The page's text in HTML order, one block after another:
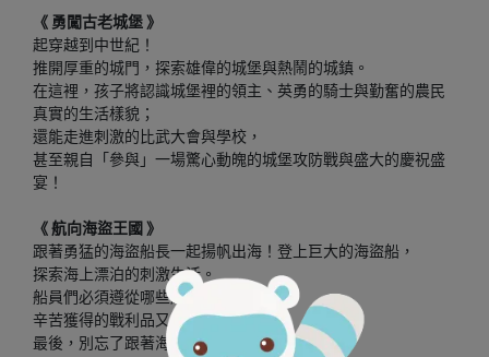
《 勇闖古老城堡 》
起穿越到中世紀！
推開厚重的城門，探索雄偉的城堡與熱鬧的城鎮。
在這裡，孩子將認識城堡裡的領主、英勇的騎士與勤奮的農民
真實的生活樣貌；
還能走進刺激的比武大會與學校，
甚至親自「參與」一場驚心動魄的城堡攻防戰與盛大的慶祝盛
宴！
《 航向海盜王國 》
跟著勇猛的海盜船長一起揚帆出海！登上巨大的海盜船，
探索海上漂泊的刺激生活。
船員們必須遵從哪些嚴格的海盜守則？
辛苦獲得的戰利品又要如何分配？
最後，別忘了跟著海盜們一起登陸托爾蒂島，